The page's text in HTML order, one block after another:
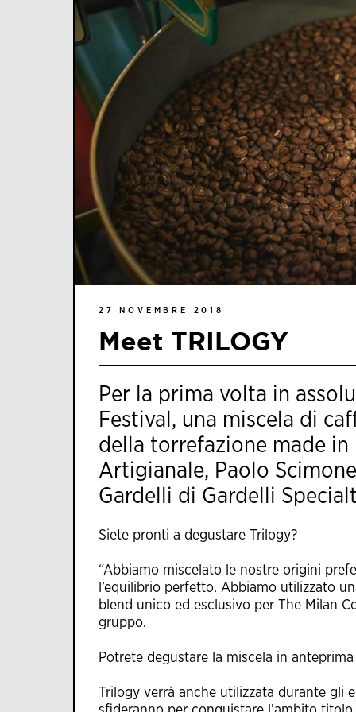
27 NOVEMBRE 2018
Meet TRILOGY
Per la prima volta in
Festival, una miscela di
della torrefazione made in
Artigianale, Paolo
Gardelli di Gardelli
Siete pronti a degustare Trilogy?
“Abbiamo miscelato le nostre origini
l’equilibrio perfetto. Abbiamo utilizzato
blend unico ed esclusivo per The Milan
gruppo.
​Potrete degustare la miscela in
Trilogy verrà anche utilizzata durante gli